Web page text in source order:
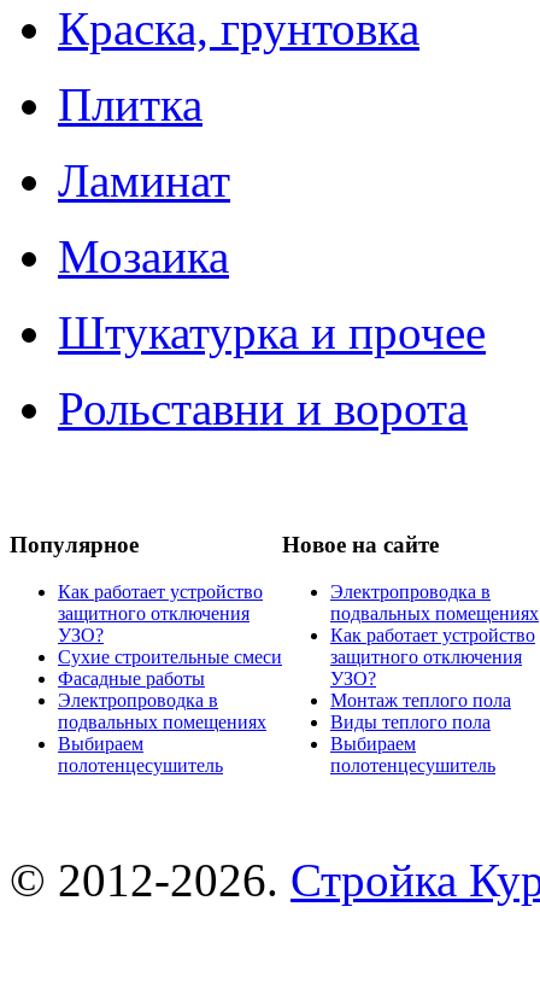
Краска, грунтовка
Плитка
Ламинат
Мозаика
Штукатурка и прочее
Рольставни и ворота
Популярное
Как работает устройство
защитного отключения
УЗО?
Сухие строительные смеси
Фасадные работы
Электропроводка в
подвальных помещениях
Выбираем
полотенцесушитель
Новое на сайте
Электропроводка в
подвальных помещениях
Как работает устройство
защитного отключения
УЗО?
Монтаж теплого пола
Виды теплого пола
Выбираем
полотенцесушитель
© 2012-2026. Стройка